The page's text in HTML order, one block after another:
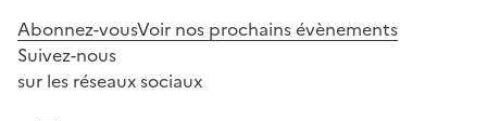
Abonnez-vousVoir nos prochains évènements
Suivez-nous
sur les réseaux sociaux